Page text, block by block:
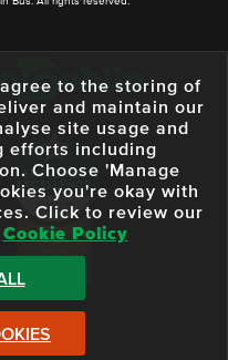
to the storing of
and maintain our
site usage and
efforts including
Choose 'Manage
you're okay with
Click to review our
Cookie Policy